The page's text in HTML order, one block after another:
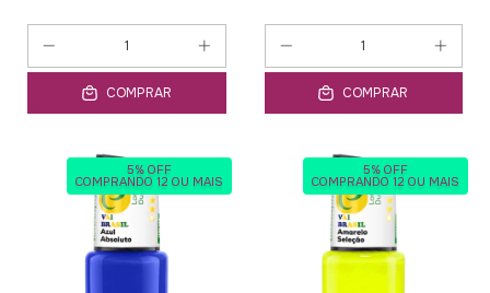
COMPRAR COMPRAR
5% OFF
COMPRANDO 12 OU MAIS
5% OFF
COMPRANDO 12 OU MAIS